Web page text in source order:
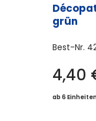
grün
Best-Nr.
4,40
ab 6